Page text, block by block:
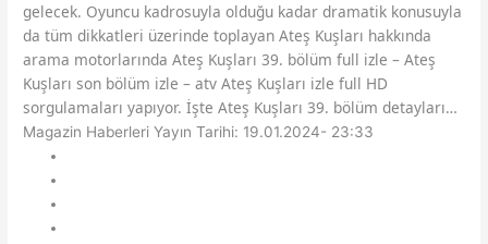
gelecek. Oyuncu kadrosuyla olduğu kadar dramatik konusuyla
da tüm dikkatleri üzerinde toplayan Ateş Kuşları hakkında
arama motorlarında Ateş Kuşları 39. bölüm full izle – Ateş
Kuşları son bölüm izle – atv Ateş Kuşları izle full HD
sorgulamaları yapıyor. İşte Ateş Kuşları 39. bölüm detayları…
Magazin HaberleriYayın Tarihi: 19.01.2024- 23:33